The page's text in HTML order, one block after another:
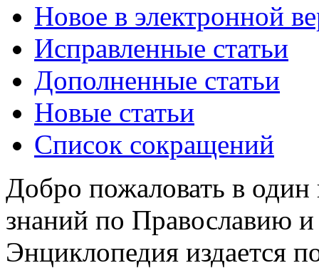
Новое в электронной
Исправленные статьи
Дополненные статьи
Новые статьи
Список сокращений
Добро пожаловать в
знаний по Православию
Энциклопедия издается